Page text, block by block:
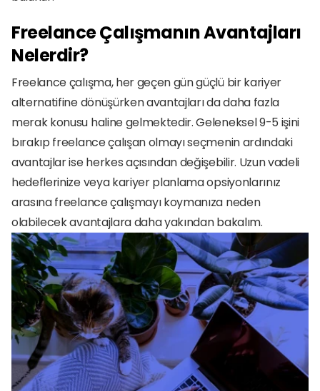
Freelance Çalışmanın Avantajları
Nelerdir?
Freelance çalışma, her geçen gün güçlü bir kariyer
alternatifine dönüşürken avantajları da daha fazla
merak konusu haline gelmektedir. Geleneksel 9-5 işini
bırakıp freelance çalışan olmayı seçmenin ardındaki
avantajlar ise herkes açısından değişebilir. Uzun vadeli
hedeflerinize veya kariyer planlama opsiyonlarınız
arasına freelance çalışmayı koymanıza neden
olabilecek avantajlara daha yakından bakalım.